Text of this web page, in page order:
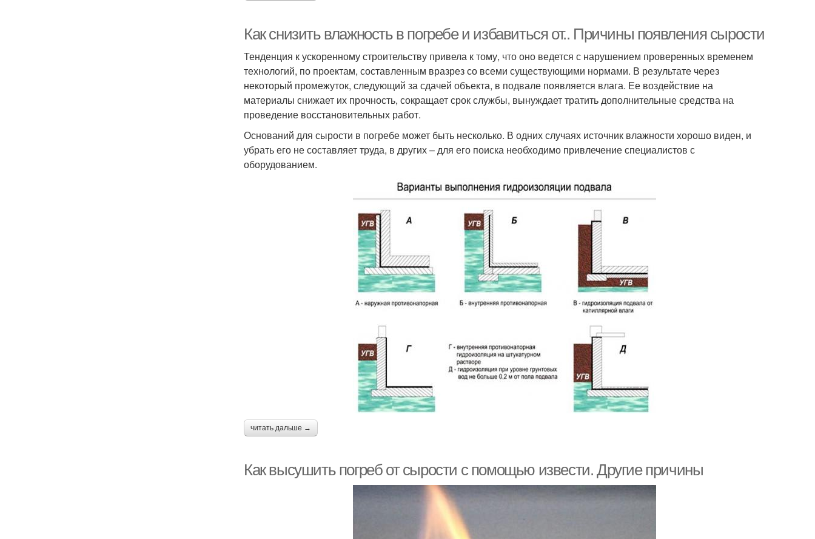
Как снизить влажность в погребе и избавиться от.. Причины появления сырости
Тенденция к ускоренному строительству привела к тому, что оно ведется с нарушением проверенных временем
технологий, по проектам, составленным вразрез со всеми существующими нормами. В результате через
некоторый промежуток, следующий за сдачей объекта, в подвале появляется влага. Ее воздействие на
материалы снижает их прочность, сокращает срок службы, вынуждает тратить дополнительные средства на
проведение восстановительных работ.
Оснований для сырости в погребе может быть несколько. В одних случаях источник влажности хорошо виден, и
убрать его не составляет труда, в других – для его поиска необходимо привлечение специалистов с
оборудованием.
читать дальше →
Как высушить погреб от сырости с помощью извести. Другие причины